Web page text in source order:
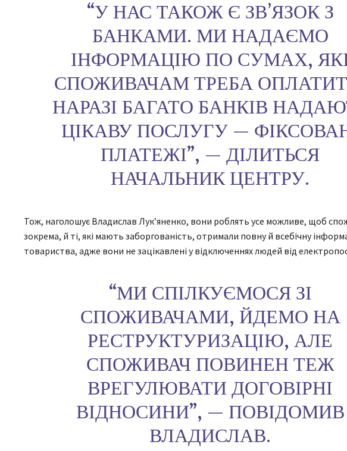
“У НАС ТАКОЖ Є ЗВʼЯЗОК З
БАНКАМИ. МИ НАДАЄМО
ІНФОРМАЦІЮ ПО СУМАХ,
СПОЖИВАЧАМ ТРЕБА
НАРАЗІ БАГАТО БАНКІВ
ЦІКАВУ ПОСЛУГУ —
ПЛАТЕЖІ”, — ДІЛИТЬСЯ
НАЧАЛЬНИК ЦЕНТРУ.
Тож, наголошує Владислав Лукʼяненко, вони роблять усе можливе, щоб
зокрема, й ті, які мають заборгованість, отримали повну й всебічну
товариства, адже вони не зацікавлені у відключеннях людей від
“МИ СПІЛКУЄМОСЯ ЗІ
СПОЖИВАЧАМИ, ЙДЕМО НА
РЕСТРУКТУРИЗАЦІЮ, АЛЕ
СПОЖИВАЧ ПОВИНЕН ТЕЖ
ВРЕГУЛЮВАТИ ДОГОВІРНІ
ВІДНОСИНИ”, — ПОВІДОМИВ
ВЛАДИСЛАВ.